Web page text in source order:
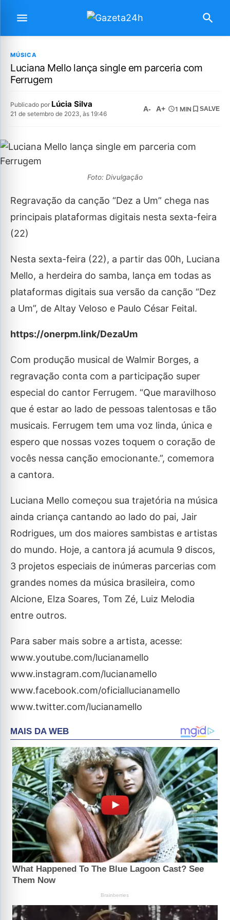
MÚSICA
Luciana Mello lança single em parceria com
Ferrugem
Publicado por Lúcia Silva
21 de setembro de 2023, às 19:46
A- A+ 1 MIN SALVE
Foto: Divulgação
Regravação da canção “Dez a Um” chega nas
principais plataformas digitais nesta sexta-feira
(22)
Nesta sexta-feira (22), a partir das 00h, Luciana
Mello, a herdeira do samba, lança em todas as
plataformas digitais sua versão da canção “Dez
a Um”, de Altay Veloso e Paulo César Feital.
https://onerpm.link/DezaUm
Com produção musical de Walmir Borges, a
regravação conta com a participação super
especial do cantor Ferrugem. “Que maravilhoso
que é estar ao lado de pessoas talentosas e tão
musicais. Ferrugem tem uma voz linda, única e
espero que nossas vozes toquem o coração de
vocês nessa canção emocionante.”, comemora
a cantora.
Luciana Mello começou sua trajetória na música
ainda criança cantando ao lado do pai, Jair
Rodrigues, um dos maiores sambistas e artistas
do mundo. Hoje, a cantora já acumula 9 discos,
3 projetos especiais de inúmeras parcerias com
grandes nomes da música brasileira, como
Alcione, Elza Soares, Tom Zé, Luiz Melodia
entre outros.
Para saber mais sobre a artista, acesse:
www.youtube.com/lucianamello
www.instagram.com/lucianamello
www.facebook.com/oficiallucianamello
www.twitter.com/lucianamello